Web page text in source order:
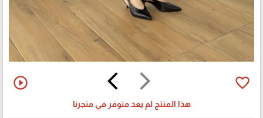
arrow_forward_ios
arrow_back_ios favorite_border
play_circle_outline
هذا المنتج لم يعد متوفر في متجرنا